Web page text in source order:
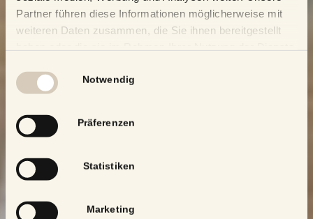
Partner führen diese Informationen möglicherweise mit
weiteren Daten zusammen, die Sie ihnen bereitgestellt
Notwendig
Präferenzen
Statistiken
Marketing